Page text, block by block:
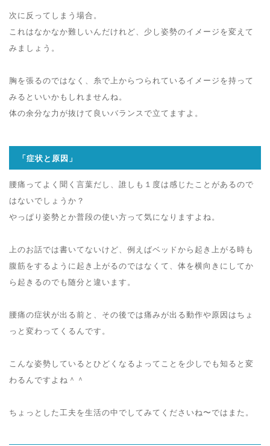
次に反ってしまう場合。
これはなかなか難しいんだけれど、少し姿勢のイメージを変えて
みましょう。
胸を張るのではなく、糸で上からつられているイメージを持って
みるといいかもしれませんね。
体の余分な力が抜けて良いバランスで立てますよ。
「症状と原因」
腰痛ってよく聞く言葉だし、誰しも１度は感じたことがあるので
はないでしょうか？
やっぱり姿勢とか普段の使い方って気になりますよね。
上のお話では書いてないけど、例えばベッドから起き上がる時も
腹筋をするように起き上がるのではなくて、体を横向きにしてか
ら起きるのでも随分と違います。
腰痛の症状が出る前と、その後では痛みが出る動作や原因はちょ
っと変わってくるんです。
こんな姿勢しているとひどくなるよってことを少しでも知ると変
わるんですよね＾＾
ちょっとした工夫を生活の中でしてみてくださいね〜ではまた。